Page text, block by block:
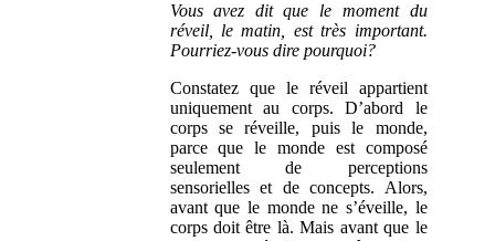
Vous avez dit que le moment du
réveil, le matin, est très important.
Pourriez-vous dire pourquoi?
Constatez que le réveil appartient
uniquement au corps. D’abord le
corps se réveille, puis le monde,
parce que le monde est composé
seulement de perceptions
sensorielles et de concepts. Alors,
avant que le monde ne s’éveille, le
corps doit être là. Mais avant que le